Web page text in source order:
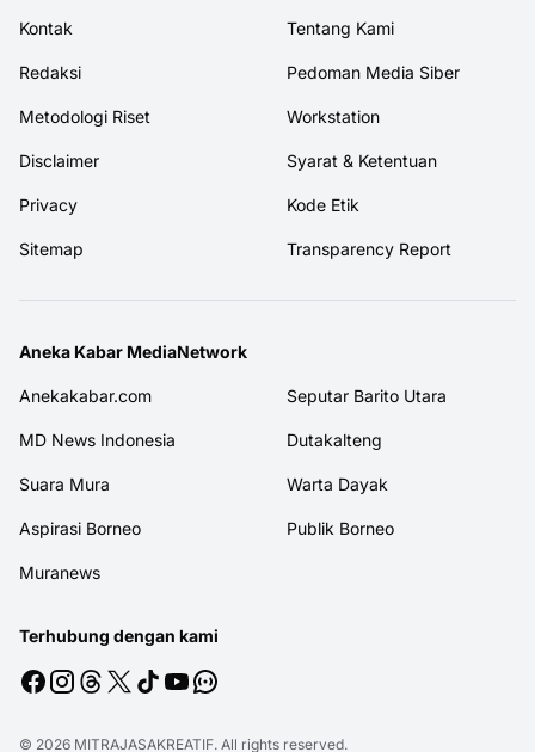
Kontak Tentang Kami
Redaksi Pedoman Media Siber
Metodologi Riset Workstation
Disclaimer Syarat & Ketentuan
Privacy Kode Etik
Sitemap Transparency Report
Aneka Kabar MediaNetwork
Anekakabar.com Seputar Barito Utara
MD News Indonesia Dutakalteng
Suara Mura Warta Dayak
Aspirasi Borneo Publik Borneo
Muranews
Terhubung dengan kami
© 2026 MITRAJASAKREATIF. All rights reserved.